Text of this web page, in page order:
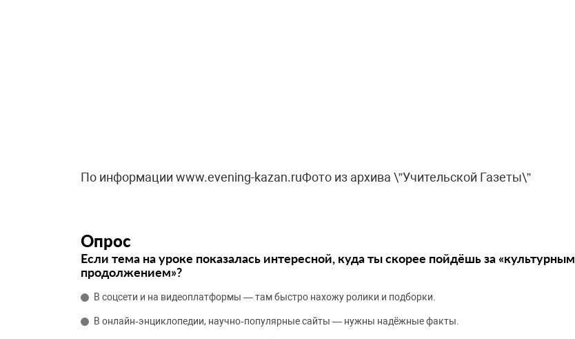
По информации www.evening-kazan.ruФото из архива \”Учительской Газеты\”
Опрос
Если тема на уроке показалась интересной, куда ты скорее пойдёшь за «культурным
продолжением»?
В соцсети и на видеоплатформы — там быстро нахожу ролики и подборки.
В онлайн‑энциклопедии, научно‑популярные сайты — нужны надёжные факты.